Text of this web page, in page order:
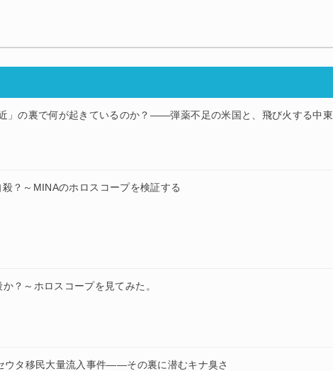
近」の裏で何が起きているのか？——弾薬不足の米国と、飛び火する中東
？～MINAのホロスコープを検証する
？～ホロスコープを見てみた。
ウタ移民大量流入事件——その裏に潜むキナ臭さ